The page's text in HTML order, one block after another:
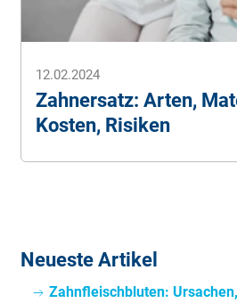
12.02.2024
Zahnersatz: Arten,
Kosten, Risiken
Neueste Artikel
Zahnfleischbluten: